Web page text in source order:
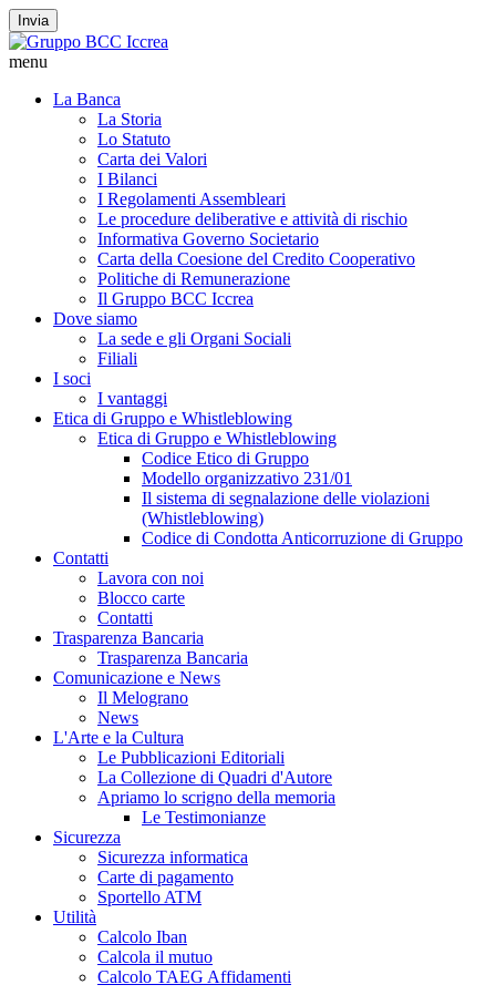
Invia
menu
La Banca
La Storia
Lo Statuto
Carta dei Valori
I Bilanci
I Regolamenti Assembleari
Le procedure deliberative e attività di rischio
Informativa Governo Societario
Carta della Coesione del Credito Cooperativo
Politiche di Remunerazione
Il Gruppo BCC Iccrea
Dove siamo
La sede e gli Organi Sociali
Filiali
I soci
I vantaggi
Etica di Gruppo e Whistleblowing
Etica di Gruppo e Whistleblowing
Codice Etico di Gruppo
Modello organizzativo 231/01
Il sistema di segnalazione delle violazioni
(Whistleblowing)
Codice di Condotta Anticorruzione di Gruppo
Contatti
Lavora con noi
Blocco carte
Contatti
Trasparenza Bancaria
Trasparenza Bancaria
Comunicazione e News
Il Melograno
News
L'Arte e la Cultura
Le Pubblicazioni Editoriali
La Collezione di Quadri d'Autore
Apriamo lo scrigno della memoria
Le Testimonianze
Sicurezza
Sicurezza informatica
Carte di pagamento
Sportello ATM
Utilità
Calcolo Iban
Calcola il mutuo
Calcolo TAEG Affidamenti